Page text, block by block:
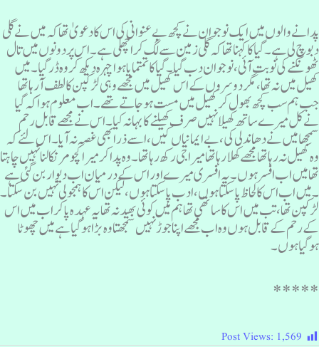
پدانے والوں میں ایک نوجوان نے کچھ بےعنوانی کی اس کا دعویٰ تھا کہ میں نے گلی
دبوچ لی ہے ۔گیا کا کہنا تھا کہ گلی زمین سے لگ کر اچھلی ہے ۔ اس پر دونوں میں تال
ٹھونکنے کی نوبت آئی، نوجوان دب گیا۔گیا کا تمتمایا ہوا چہرہ دیکھ کر وہ ڈر گیا ۔میں
کھیل میں نہ تھا ، مگر دوسروں کے اس کھیل میں مجھے وہی لڑکپن کا لطف آرہا تھا
جب ہم سب کچھ بھول کر کھیل میں مست ہوجاتے تھے۔ اب معلوم ہوا کہ گیا
نے کل میرے ساتھ کھیلا نہیں صرف کھیلنے کا بہانہ کیا۔ اس نے مجھے قابل رحم
سمجھا میں نے دھاندلی کی ، بے ایمانیاں کیں، اسے ذرا بھی غصہ نہ آیا ۔ اس لئے کہ
وہ کھیل نہ رہا تھا مجھے کھلا رہا تھا میرا جی رکھ رہا تھا۔ وہ پدا کر میرا کچومر نکالنا نہیں چاہتا
تھا میں اب افسر ہوں۔ یہ افسری میرے اور اس کے درمیان اب دیوار بن گئی ہے
۔ میں اب اس کا لحاظ پا سکتا ہوں ، ادب پاسکتا ہوں، لیکن اس کا ہمجولی نہیں بن سکتا۔
لڑکپن تھا، تب میں اس کا ساتھی تھا ہم میں کوئی بھید نہ تھا یہ عہدہ پا کر اب میں اس
کے رحم کے قابل ہوں وہ اب مجھے اپنا جوڑ نہیں سمجھتا وہ بڑا ہوگیا ہے میں چھوٹا
ہوگیا ہوں ۔
*****
Post Views: 1,569